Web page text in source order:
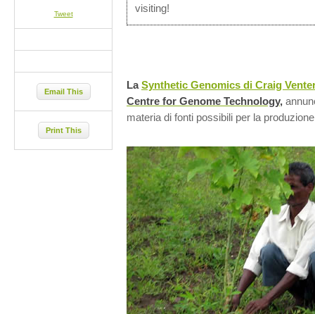
visiting!
LaSynthetic Genomics di Craig
Centre for Genome Technology,
materia di fonti possibili per la
Tweet
Email This
Print This